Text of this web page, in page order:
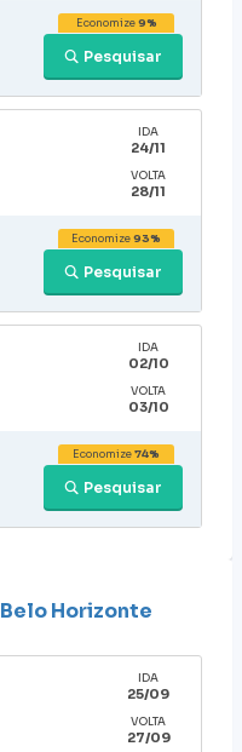
Pesquisar
Economize9%
IDA
24/11
VOLTA
28/11
Pesquisar
Economize93%
IDA
02/10
VOLTA
03/10
Pesquisar
Economize74%
Belo Horizonte
IDA
25/09
VOLTA
27/09